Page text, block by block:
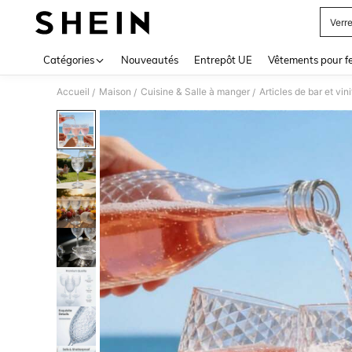
Catégories Nouveautés Entrepôt UE Vêtements pour
Accueil / Maison / Cuisine & Salle à manger / Articles de bar et